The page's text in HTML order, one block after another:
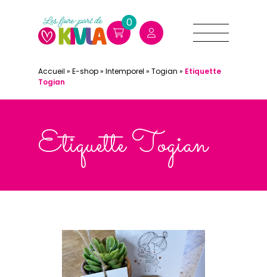
0
Accueil » E-shop» Intemporel » Togian » Etiquette
Togian
Etiquette Togian